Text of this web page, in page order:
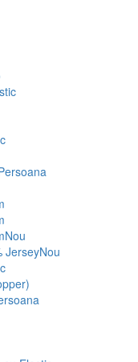
Nou
JerseyNou